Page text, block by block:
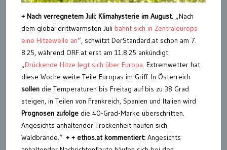
+ Nach verregnetem Juli: Klimahysterie im August. „Nach
dem global drittwärmsten Juli bahnt sich in Zentraleuropa
eine Hitzewelle an“, schwitzt DerStandard.at schon am 7.
8.25, während ORF.at erst am 11.8.25 ankündigt:
„Drückende Hitze legt sich über Europa. Extremwetter hat
diese Woche weite Teile Europas im Griff. In Österreich
sollen die Temperaturen bis Freitag auf bis zu 38 Grad
steigen, in Teilen von Frankreich, Spanien und Italien wird
Prognosen zufolge die 40-Grad-Marke überschritten.
Angesichts anhaltender Trockenheit häufen sich
Waldbrände.“ + + ethos.at kommentiert: Angesichts